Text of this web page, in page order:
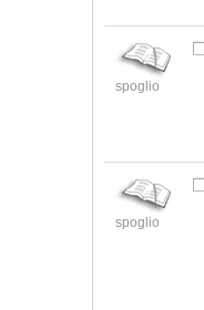
spoglio
spoglio